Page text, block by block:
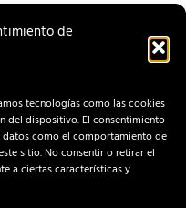
de
tecnologías como las cookies
del dispositivo. El consentimiento
como el comportamiento de
sitio. No consentir o retirar el
a ciertas características y